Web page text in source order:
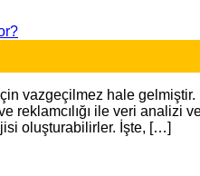
vazgeçilmez hale
ile veri analizi
oluşturabilirler. İşte, […]